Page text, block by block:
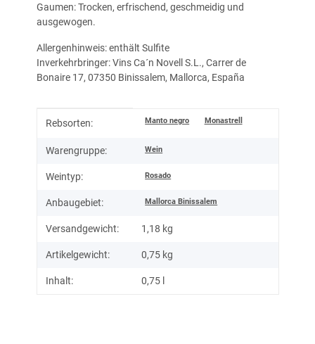
Gaumen: Trocken, erfrischend, geschmeidig und
ausgewogen.
Allergenhinweis: enthält Sulfite
Inverkehrbringer: Vins Ca´n Novell S.L., Carrer de
Bonaire 17, 07350 Binissalem, Mallorca, España
Produkteigenschaft
Wert
Rebsorten: Manto negro Monastrell
Warengruppe: Wein
Weintyp: Rosado
Anbaugebiet: Mallorca Binissalem
Versandgewicht: 1,18 kg
Artikelgewicht: 0,75 kg
Inhalt: 0,75 l